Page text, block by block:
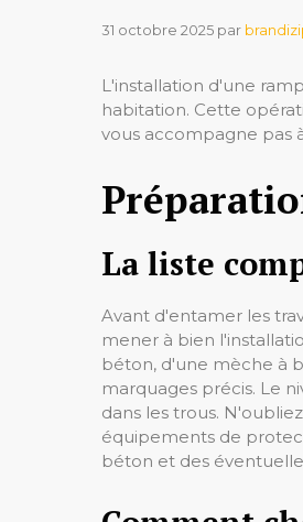
31 octobre 2025 par
L'installation d'une
habitation. Cette
vous accompagne pas
La liste
Avant d'entamer les
mener à bien
béton, d'une mèche à
marquages précis. Le
dans les trous.
équipements de
béton et des